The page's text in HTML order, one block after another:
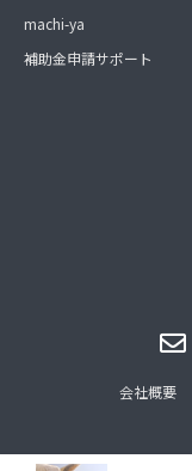
machi-ya
補助金申請サポート
会社概要